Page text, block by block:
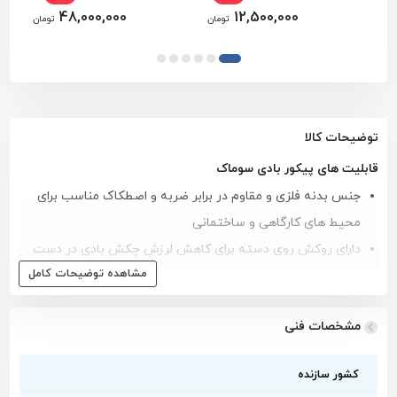
12,500,000 تومان 48,000,000 تومان
توضیحات کالا
قابلیت های پیکور بادی سوماک
جنس بدنه فلزی و مقاوم در برابر ضربه و اصطکاک مناسب برای
محیط های کارگاهی و ساختمانی
دارای روکش روی دسته برای کاهش لرزش چکش بادی در دست
کاربر و نویز کمتر نسبت به مدل های مشابه
های تخریب، برش و خرد کردن مواد و مصالح
در زمان های طولانی بدون خسته شدن اپراتور
مشاهده توضیحات کامل
مشخصات فنی
کشور سازنده